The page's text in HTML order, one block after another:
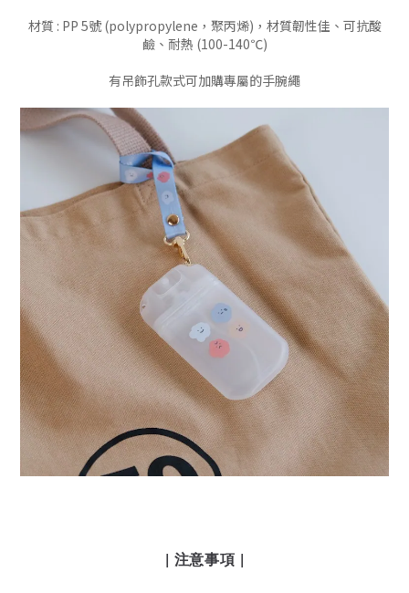
材質 : PP 5號 (polypropylene，聚丙烯)，材質韌性佳、可抗酸
鹼、耐熱 (100-140℃)
有吊飾孔款式可加購專屬的手腕繩
| 注意事項 |